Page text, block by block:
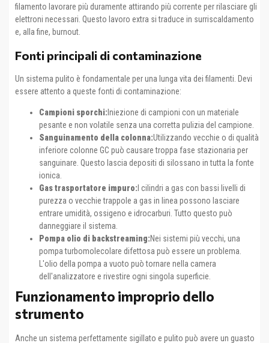
filamento lavorare più duramente attirando più corrente per rilasciare gli
elettroni necessari. Questo lavoro extra si traduce in surriscaldamento
e, alla fine, burnout.
Fonti principali di contaminazione
Un sistema pulito è fondamentale per una lunga vita dei filamenti. Devi
essere attento a queste fonti di contaminazione:
Campioni sporchi: Iniezione di campioni con un materiale
pesante e non volatile senza una corretta pulizia del campione.
Sanguinamento della colonna:Utilizzando vecchie o di qualità
inferiore colonne GC può causare troppa fase stazionaria per
sanguinare. Questo lascia depositi di silossano in tutta la fonte
ionica.
Gas trasportatore impuro: I cilindri a gas con bassi livelli di
purezza o vecchie trappole a gas in linea possono lasciare
entrare umidità, ossigeno e idrocarburi. Tutto questo può
danneggiare il sistema.
Pompa olio di backstreaming:Nei sistemi più vecchi, una
pompa turbomolecolare difettosa può essere un problema.
L'olio della pompa a vuoto può tornare nella camera
dell'analizzatore e rivestire ogni singola superficie.
Funzionamento improprio dello
strumento
Anche un sistema perfettamente sigillato e pulito può avere un guasto